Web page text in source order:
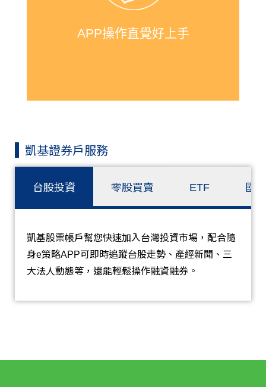
APP操作直覺好上手
操作不論是股票下單，還是股票抽籤的
凱基證券戶服務
台股投資 零股買賣 ETF 國
凱基股票帳戶幫您快速加入台灣投資市場，配合隨
身e策略APP可即時追蹤台股走勢、產經新聞、三
大法人動態等，還能輕鬆操作融資融券。